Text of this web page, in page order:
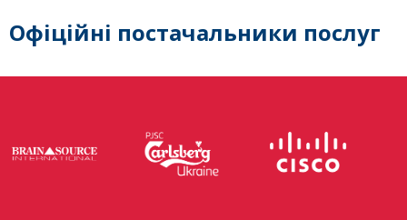
Офіційні постачальники послуг